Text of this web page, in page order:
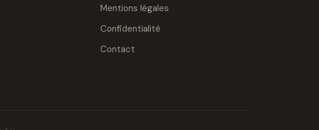
Mentions légales
Confidentialité
Contact